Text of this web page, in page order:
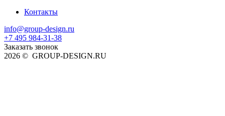
Контакты
info@group-design.ru
+7 495 984-31-38
Заказать звонок
2026 © GROUP-DESIGN.RU